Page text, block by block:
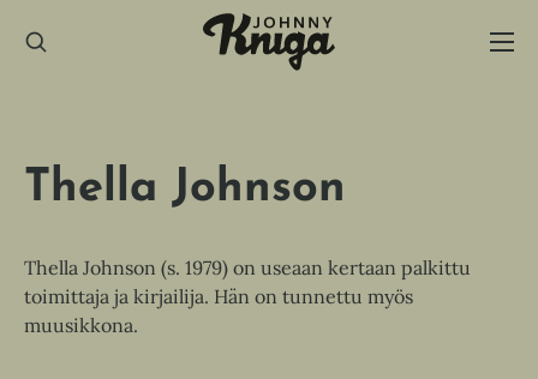
sisältöön
Thella Johnson
Thella Johnson (s. 1979) on useaan kertaan palkittu
toimittaja ja kirjailija. Hän on tunnettu myös
muusikkona.